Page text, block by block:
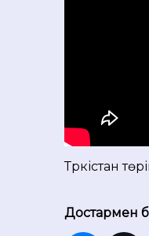
Түркістан
Достармен